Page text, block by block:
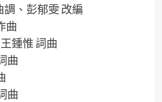
、彭郁雯 改編
曲
鍾惟 詞曲
曲
曲